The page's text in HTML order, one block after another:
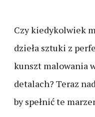
Czy kiedykolwiek
dzieła sztuki z
kunszt malowania
detalach? Teraz
by spełnić te